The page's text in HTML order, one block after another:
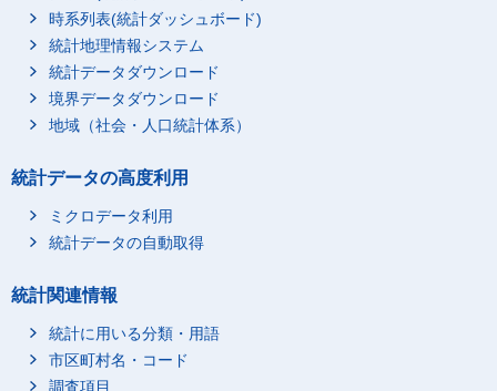
時系列表(統計ダッシュボード)
統計地理情報システム
統計データダウンロード
境界データダウンロード
地域（社会・人口統計体系）
統計データの高度利用
ミクロデータ利用
統計データの自動取得
統計関連情報
統計に用いる分類・用語
市区町村名・コード
調査項目